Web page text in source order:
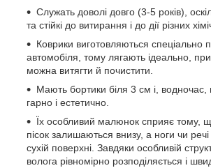
Служать доволі довго (3-5 років),
та стійкі до витирання і до дії різних
Коврики виготовляються спеціально
автомобіля, тому лягають ідеально,
можна витягти й почистити.
Мають бортики біля 3 см і, водночас,
гарно і естетично.
Їх особливий малюнок сприяє тому,
пісок залишаються внизу, а ноги чи речі
сухій поверхні. Завдяки особливій
волога рівномірно розподіляється і